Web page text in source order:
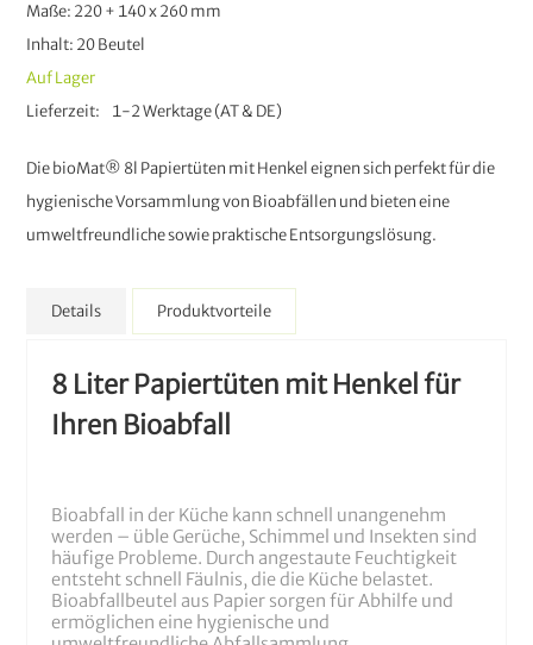
Die bioMat® 8l Papiertüten mit Henkel eignen sich perfekt für die
hygienische Vorsammlung von Bioabfällen und bieten eine
umweltfreundliche sowie praktische Entsorgungslösung.
Maße: 220 + 140 x 260 mm
Inhalt: 20 Beutel
Auf Lager
Lieferzeit
1-2 Werktage (AT & DE)
Details
8 Liter Papiertüten mit Henkel für
Ihren Bioabfall
Bioabfall in der Küche kann schnell unangenehm
werden – üble Gerüche, Schimmel und Insekten sind
häufige Probleme. Durch angestaute Feuchtigkeit
entsteht schnell Fäulnis, die die Küche belastet.
Bioabfallbeutel aus Papier sorgen für Abhilfe und
ermöglichen eine hygienische und
Produktvorteile